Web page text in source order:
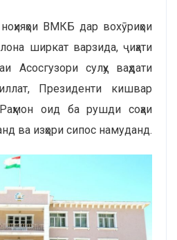
ВМКБ дар вохӯриҳои
ширкат варзида, ҷиҳати
Асосгузори сулҳу ваҳдати
Президенти кишвар
оид ба рушди соҳаи
ва изҳори сипос намуданд.